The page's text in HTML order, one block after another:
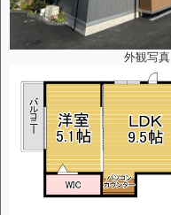
外観写真